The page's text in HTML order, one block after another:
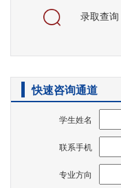
录取查询
快速咨询通道
学生姓名
联系手机
专业方向